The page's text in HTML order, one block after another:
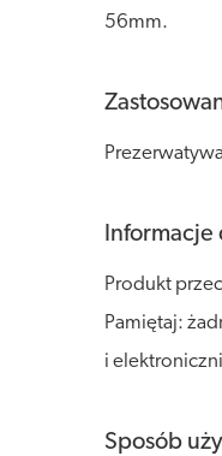
56mm.
Informacje
Produkt
Pamiętaj:
i
Sposób